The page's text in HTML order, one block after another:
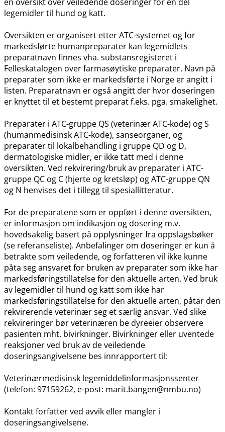
legemidler til hund og katt.
Oversikten er organisert etter ATC-systemet og for
markedsførte humanpreparater kan legemidlets
preparatnavn finnes vha. substansregisteret i
Felleskatalogen over farmasøytiske preparater. Navn på
preparater som ikke er markedsførte i Norge er angitt i
listen. Preparatnavn er også angitt der hvor doseringen
er knyttet til et bestemt preparat f.eks. pga. smakelighet.
Preparater i ATC-gruppe QS (veterinær ATC-kode) og S
(humanmedisinsk ATC-kode), sanseorganer, og
preparater til lokalbehandling i gruppe QD og D,
dermatologiske midler, er ikke tatt med i denne
oversikten. Ved rekvirering​/​bruk av preparater i ATC-
gruppe QC og C (hjerte og kretsløp) og ATC-gruppe QN
og N henvises det i tillegg til spesiallitteratur.
For de preparatene som er oppført i denne oversikten,
er informasjon om indikasjon og dosering m.v.
hovedsakelig basert på opplysninger fra oppslagsbøker
(se referanseliste). Anbefalinger om doseringer er kun å
betrakte som veiledende, og forfatteren vil ikke kunne
påta seg ansvaret for bruken av preparater som ikke har
markedsføringstillatelse for den aktuelle arten. Ved bruk
av legemidler til hund og katt som ikke har
markedsføringstillatelse for den aktuelle arten, påtar den
rekvirerende veterinær seg et særlig ansvar. Ved slike
rekvireringer bør veterinæren be dyreeier observere
pasienten mht. bivirkninger. Bivirkninger eller uventede
reaksjoner ved bruk av de veiledende
doseringsangivelsene bes innrapportert til:
Veterinærmedisinsk legemiddelinformasjonssenter
(telefon: 97159262, e-post: marit.bangen@nmbu.no)
Kontakt forfatter ved avvik eller mangler i
doseringsangivelsene.